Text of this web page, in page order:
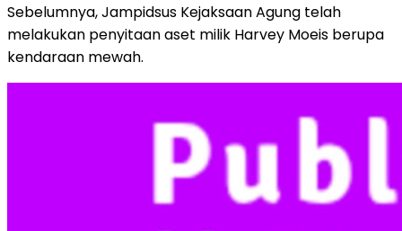
Sebelumnya, Jampidsus Kejaksaan Agung telah
melakukan penyitaan aset milik Harvey Moeis berupa
kendaraan mewah.